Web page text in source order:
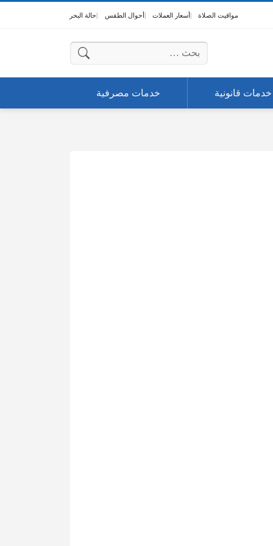
مواقيت الصلاة أسعار العملات أحوال الطقس حالة البحر
البحث عن:
خدمات قانونية خدمات مصرفية